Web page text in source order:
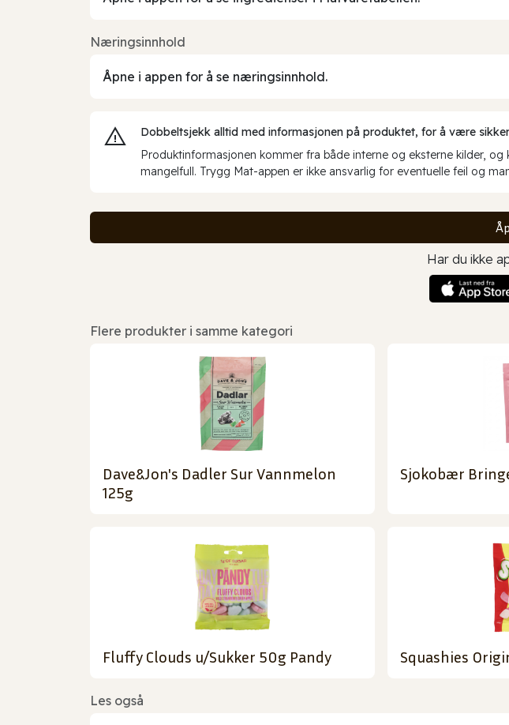
Næringsinnhold
Åpne i appen for å se næringsinnhold.
Dobbeltsjekk alltid med informasjonen på produktet, for å være
Produktinformasjonen kommer fra både interne og eksterne kilder,
mangelfull. Trygg Mat-appen er ikke ansvarlig for eventuelle feil og
Har du ikke
Flere produkter i samme kategori
Dave&Jon's Dadler Sur Vannmelon
125g
Sjokobær
Fluffy Clouds u/Sukker 50g Pandy Squashies
Les også